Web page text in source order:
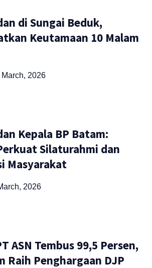
di Sungai Beduk,
Keutamaan 10 Malam
March, 2026
Kepala BP Batam:
Silaturahmi dan
Masyarakat
2026
ASN Tembus 99,5 Persen,
Raih Penghargaan DJP